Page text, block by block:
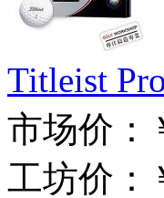
Titleist
市场价：
工坊价：